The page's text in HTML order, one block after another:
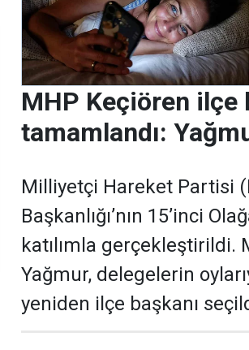
MHP Keçiören ilçe
tamamlandı:
Milliyetçi Hareket Partisi
Başkanlığı’nın 15’inci
katılımla gerçekleştirildi.
Yağmur, delegelerin
yeniden ilçe başkanı